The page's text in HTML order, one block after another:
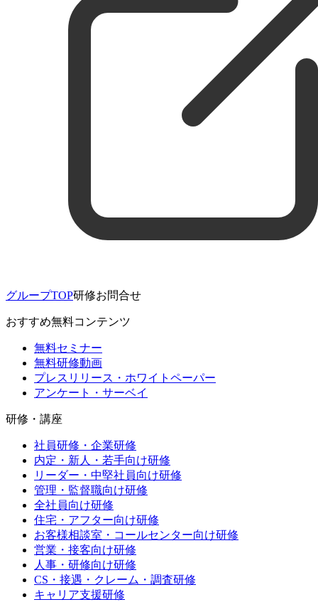
グループTOP研修お問合せ
おすすめ無料コンテンツ
無料セミナー
無料研修動画
プレスリリース・ホワイトペーパー
アンケート・サーベイ
研修・講座
社員研修・企業研修
内定・新人・若手向け研修
リーダー・中堅社員向け研修
管理・監督職向け研修
全社員向け研修
住宅・アフター向け研修
お客様相談室・コールセンター向け研修
営業・接客向け研修
人事・研修向け研修
CS・接遇・クレーム・調査研修
キャリア支援研修